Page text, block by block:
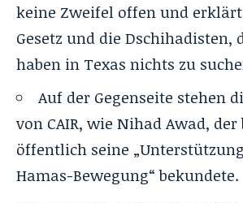
keine Zweifel offen und
Gesetz und die Dschihadisten,
haben in Texas nichts zu
Auf der Gegenseite stehen
von CAIR, wie Nihad Awad, der
öffentlich seine
Hamas-Bewegung“ bekundete.